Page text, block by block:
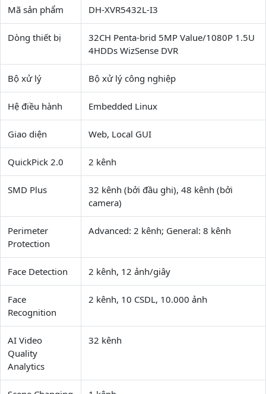
Mã sản phẩm DH-XVR5432L-I3
Dòng thiết bị
32CH Penta-brid 5MP Value/1080P 1.5U
4HDDs WizSense DVR
Bộ xử lý Bộ xử lý công nghiệp
Hệ điều hành Embedded Linux
Giao diện Web, Local GUI
QuickPick 2.0 2 kênh
SMD Plus
32 kênh (bởi đầu ghi), 48 kênh (bởi
camera)
Perimeter
Protection
Advanced: 2 kênh; General: 8 kênh
Face Detection 2 kênh, 12 ảnh/giây
Face
Recognition
2 kênh, 10 CSDL, 10.000 ảnh
AI Video
Quality
Analytics
32 kênh